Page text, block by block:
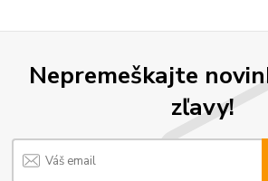
Nepremeškajte
zľavy!